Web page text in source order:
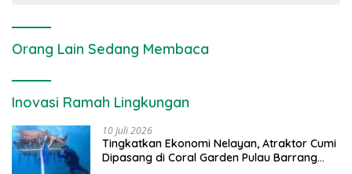
Orang Lain Sedang Membaca
Inovasi Ramah Lingkungan
10 Juli 2026
Tingkatkan Ekonomi Nelayan, Atraktor Cumi
Dipasang di Coral Garden Pulau Barrang